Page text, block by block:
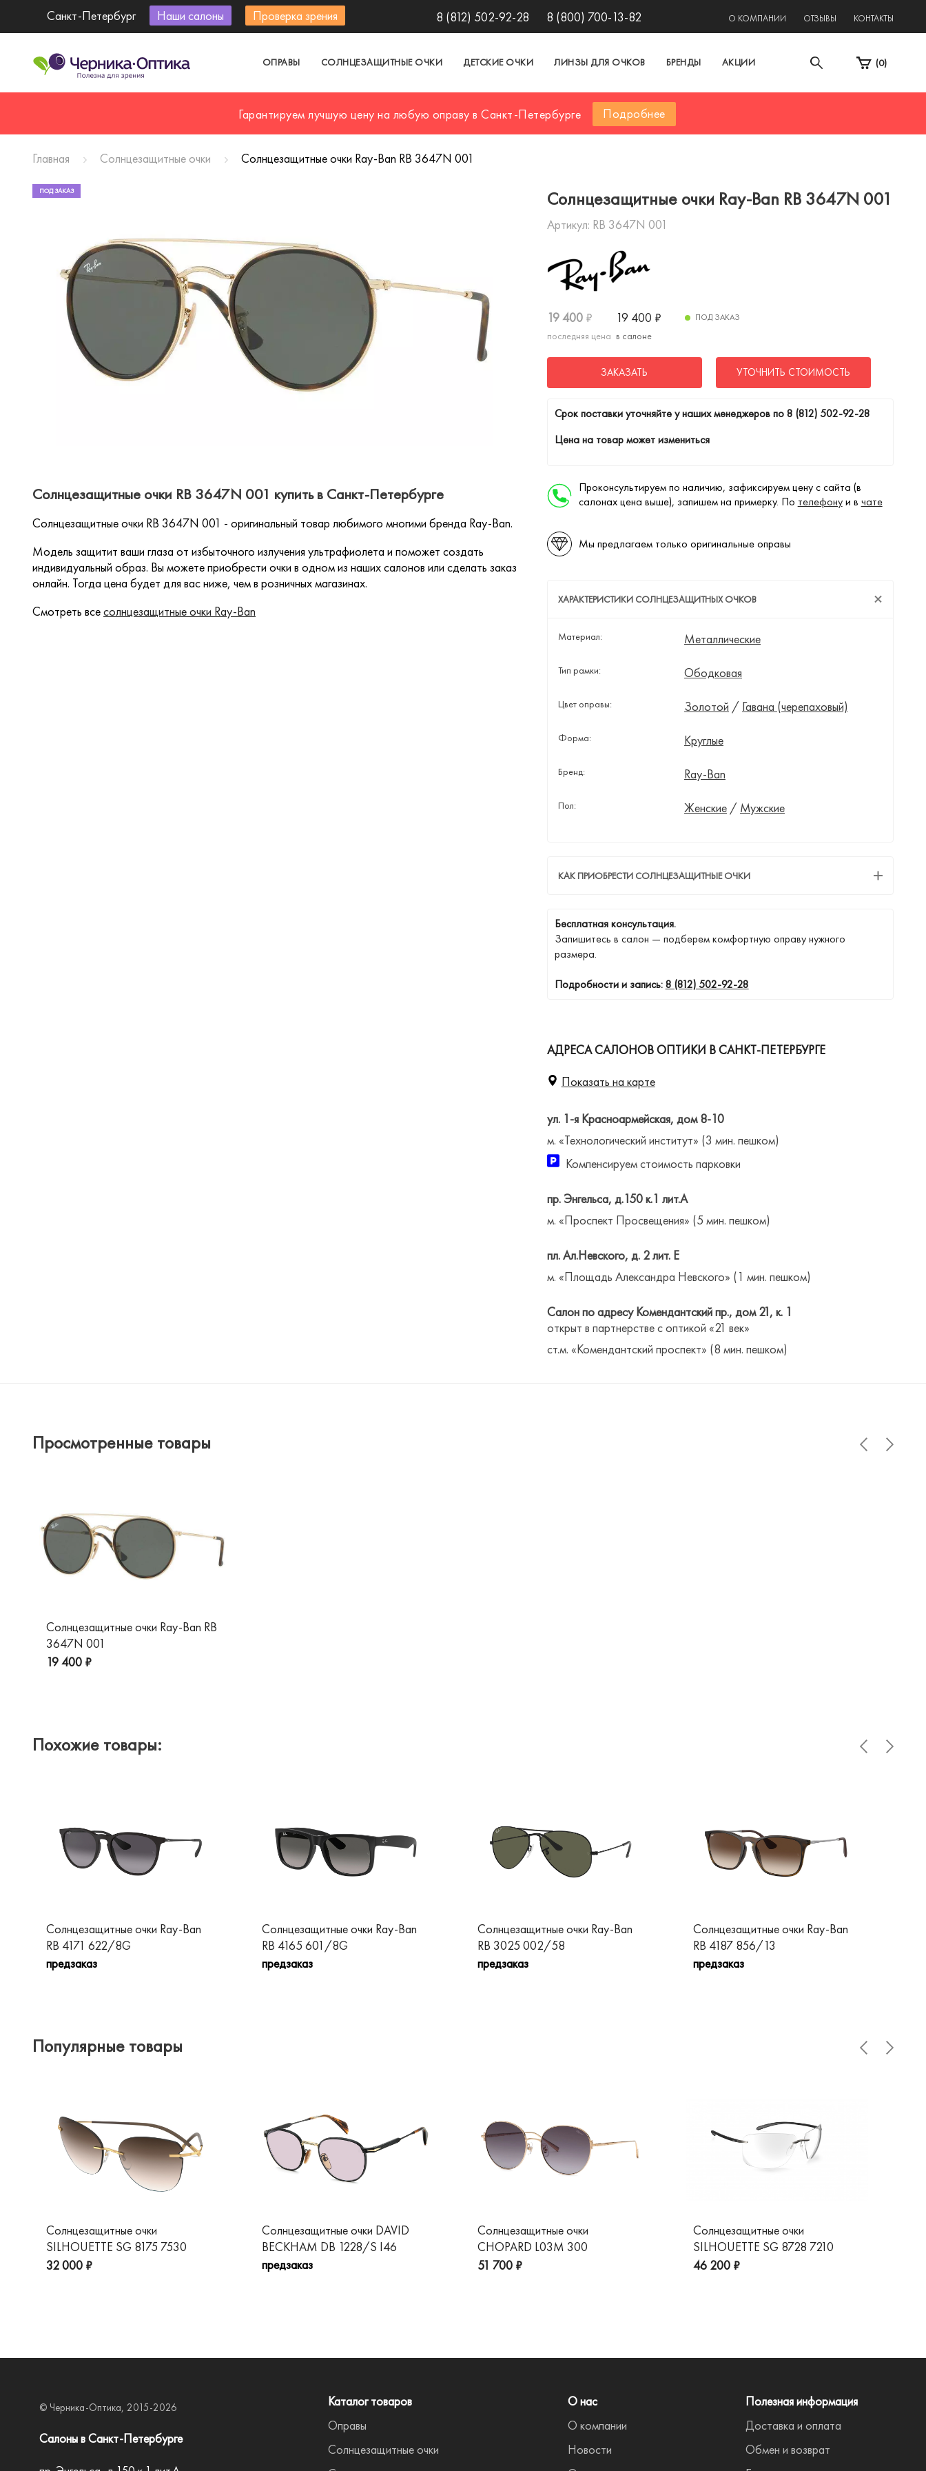
Санкт-Петербург Наши салоны Проверка зрения 8 (812) 502-92-28 8 (800) 700-13-82 О КОМПАНИИ ОТЗЫВЫ КОНТАКТЫ
ОПРАВЫ СОЛНЦЕЗАЩИТНЫЕ ОЧКИ ДЕТСКИЕ ОЧКИ ЛИНЗЫ ДЛЯ ОЧКОВ БРЕНДЫ АКЦИИ (0)
Гарантируем лучшую цену на любую оправу в Санкт-Петербурге Подробнее
Главная Солнцезащитные очки Солнцезащитные очки Ray-Ban RB 3647N 001
Солнцезащитные очки Ray-Ban RB 3647N 001
Артикул: RB 3647N 001
19 400 ₽
последняя цена
19 400 ₽
в салоне
ПОД ЗАКАЗ
ЗАКАЗАТЬ УТОЧНИТЬ СТОИМОСТЬ
Cрок поставки уточняйте у наших менеджеров по8 (812) 502-92-28
Цена на товар может измениться
Проконсультируем по наличию, зафиксируем цену с сайта (в
салонах цена выше), запишем на примерку. По телефонуи в чате
Мы предлагаем только оригинальные оправы
ХАРАКТЕРИСТИКИ СОЛНЦЕЗАЩИТНЫХ ОЧКОВ
Материал: Металлические
Тип рамки: Ободковая
Цвет оправы: Золотой / Гавана (черепаховый)
Форма: Круглые
Бренд: Ray-Ban
Пол: Женские/ Мужские
КАК ПРИОБРЕСТИ СОЛНЦЕЗАЩИТНЫЕ ОЧКИ
Бесплатная консультация.
Запишитесь в салон — подберем комфортную оправу нужного
размера.
Подробности и запись:8 (812) 502-92-28
АДРЕСА САЛОНОВ ОПТИКИ В САНКТ-ПЕТЕРБУРГЕ
Показать на карте
ул. 1-я Красноармейская, дом 8-10
м. «Технологический институт» (3 мин. пешком)
Компенсируем стоимость парковки
пр. Энгельса, д.150 к.1 лит.А
м. «Проспект Просвещения» (5 мин. пешком)
пл. Ал.Невского, д. 2 лит. Е
м. «Площадь Александра Невского» (1 мин. пешком)
Салон по адресу Комендантский пр., дом 21, к. 1
открыт в партнерстве с оптикой «21 век»
ст.м. «Комендантский проспект» (8 мин. пешком)
ПОД ЗАКАЗ
Солнцезащитные очки RB 3647N 001 купить в Санкт-Петербурге
Солнцезащитные очки RB 3647N 001 - оригинальный товар любимого многими бренда Ray-Ban.
Модель защитит ваши глаза от избыточного излучения ультрафиолета и поможет создать
индивидуальный образ. Вы можете приобрести очки в одном из наших салонов или сделать заказ
онлайн. Тогда цена будет для вас ниже, чем в розничных магазинах.
Смотреть всесолнцезащитные очки Ray-Ban
Просмотренные товары
Солнцезащитные очки Ray-Ban RB
3647N 001
19 400 ₽
Похожие товары:
Солнцезащитные очки Ray-Ban
RB 4171 622/8G
предзаказ
Солнцезащитные очки Ray-Ban
RB 4165 601/8G
предзаказ
Солнцезащитные очки Ray-Ban
RB 3025 002/58
предзаказ
Солнцезащитные очки Ray-Ban
RB 4187 856/13
предзаказ
Популярные товары
Солнцезащитные очки
SILHOUETTE SG 8175 7530
32 000 ₽
Солнцезащитные очки DAVID
BECKHAM DB 1228/S I46
предзаказ
Солнцезащитные очки
CHOPARD L03M 300
51 700 ₽
Солнцезащитные очки
SILHOUETTE SG 8728 7210
46 200 ₽
© Черника-Оптика, 2015-2026
Салоны в Санкт-Петербурге
Каталог товаров
Оправы
Солнцезащитные очки
О нас
О компании
Новости
Полезная информация
Доставка и оплата
Обмен и возврат